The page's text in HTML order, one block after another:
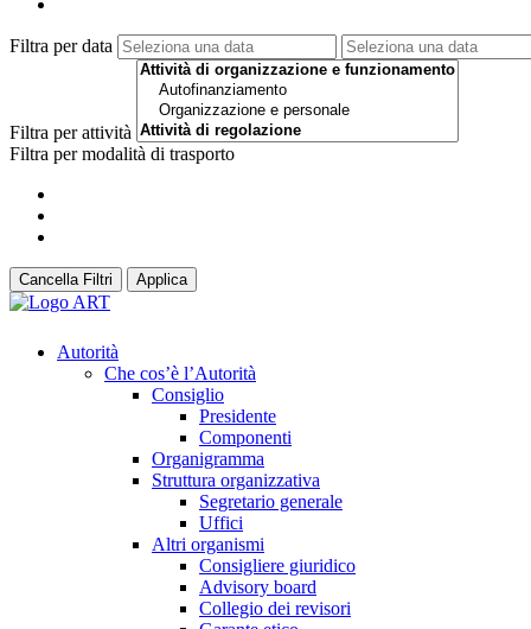
Filtra per data
Filtra per attività
Filtra per modalità di trasporto
Cancella Filtri Applica
Autorità
Che cos’è l’Autorità
Consiglio
Presidente
Componenti
Organigramma
Struttura organizzativa
Segretario generale
Uffici
Altri organismi
Consigliere giuridico
Advisory board
Collegio dei revisori